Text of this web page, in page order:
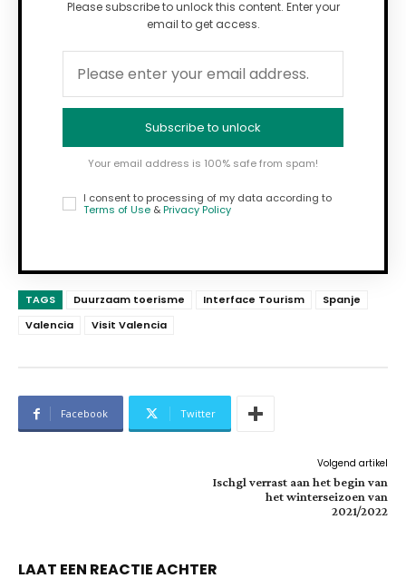
Please subscribe to unlock this content. Enter your
email to get access.
Subscribe to unlock
Your email address is 100% safe from spam!
I consent to processing of my data according to
Terms of Use &Privacy Policy
TAGS Duurzaam toerisme Interface Tourism
Spanje
Valencia
Visit Valencia
Facebook Twitter
Volgend artikel
Ischgl verrast aan het begin van
het winterseizoen van
2021/2022
LAAT EEN REACTIE ACHTER